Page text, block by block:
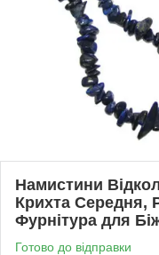
Намистини
Крихта Середня,
Фурнітура для
Готово до відправки